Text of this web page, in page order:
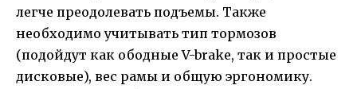
легче преодолевать подъемы. Также
необходимо учитывать тип тормозов
(подойдут как ободные V-brake, так и простые
дисковые), вес рамы и общую эргономику.